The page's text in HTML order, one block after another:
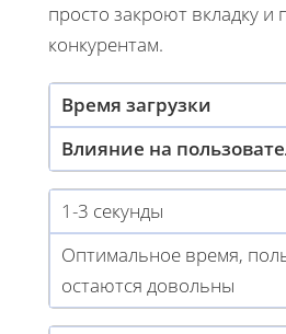
просто закроют вкладку и
конкурентам.
Время загрузки
Влияние на
1-3 секунды
Оптимальное время,
остаются довольны